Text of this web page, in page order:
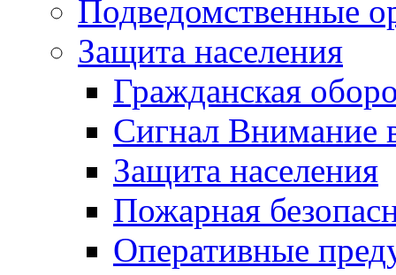
Подведомственные
Защита населения
Гражданская
Сигнал Внимание
Защита населения
Пожарная
Оперативные